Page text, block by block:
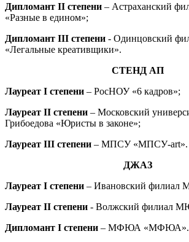
Дипломант II степени – Астраханский
«Разные в едином»;
Дипломант III степени - Одинцовский
«Легальные креативщики».
СТЕНД АП
Лауреат I степени – РосНОУ «6 кадров»;
Лауреат II степени – Московский
Грибоедова «Юристы в законе»;
Лауреат III степени – МПСУ «МПСУ-art».
ДЖАЗ
Лауреат I степени – Ивановский филиал
Лауреат II степени - Волжский филиал
Дипломант I степени – МФЮА «МФЮА».